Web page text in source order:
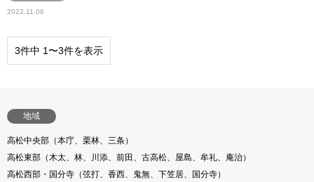
2022.11.06
3件中 1〜3件を表示
地域
高松中央部（本庁、栗林、三条）
高松東部（木太、林、川添、前田、古高松、屋島、牟礼、庵治）
高松西部・国分寺（弦打、香西、鬼無、下笠居、国分寺）